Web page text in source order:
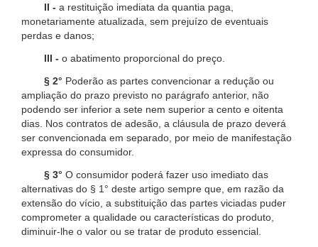
II - a restituição imediata da quantia paga,
monetariamente atualizada, sem prejuízo de eventuais
perdas e danos;
III - o abatimento proporcional do preço.
§ 2° Poderão as partes convencionar a redução ou
ampliação do prazo previsto no parágrafo anterior, não
podendo ser inferior a sete nem superior a cento e oitenta
dias. Nos contratos de adesão, a cláusula de prazo deverá
ser convencionada em separado, por meio de manifestação
expressa do consumidor.
§ 3° O consumidor poderá fazer uso imediato das
alternativas do § 1° deste artigo sempre que, em razão da
extensão do vício, a substituição das partes viciadas puder
comprometer a qualidade ou características do produto,
diminuir-lhe o valor ou se tratar de produto essencial.